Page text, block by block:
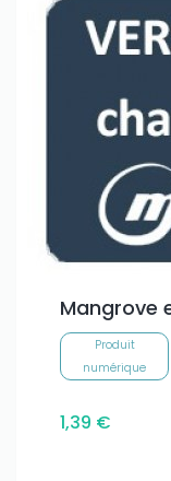
Mangrove
Produit
numérique
1,39 €